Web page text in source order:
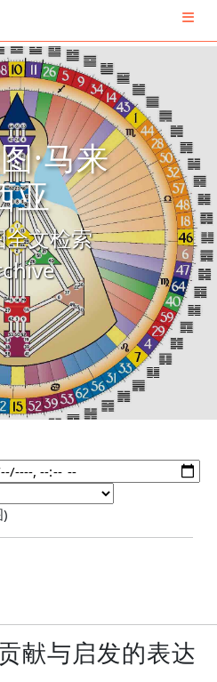
·马来
亚
全文检索
献与启发的表达